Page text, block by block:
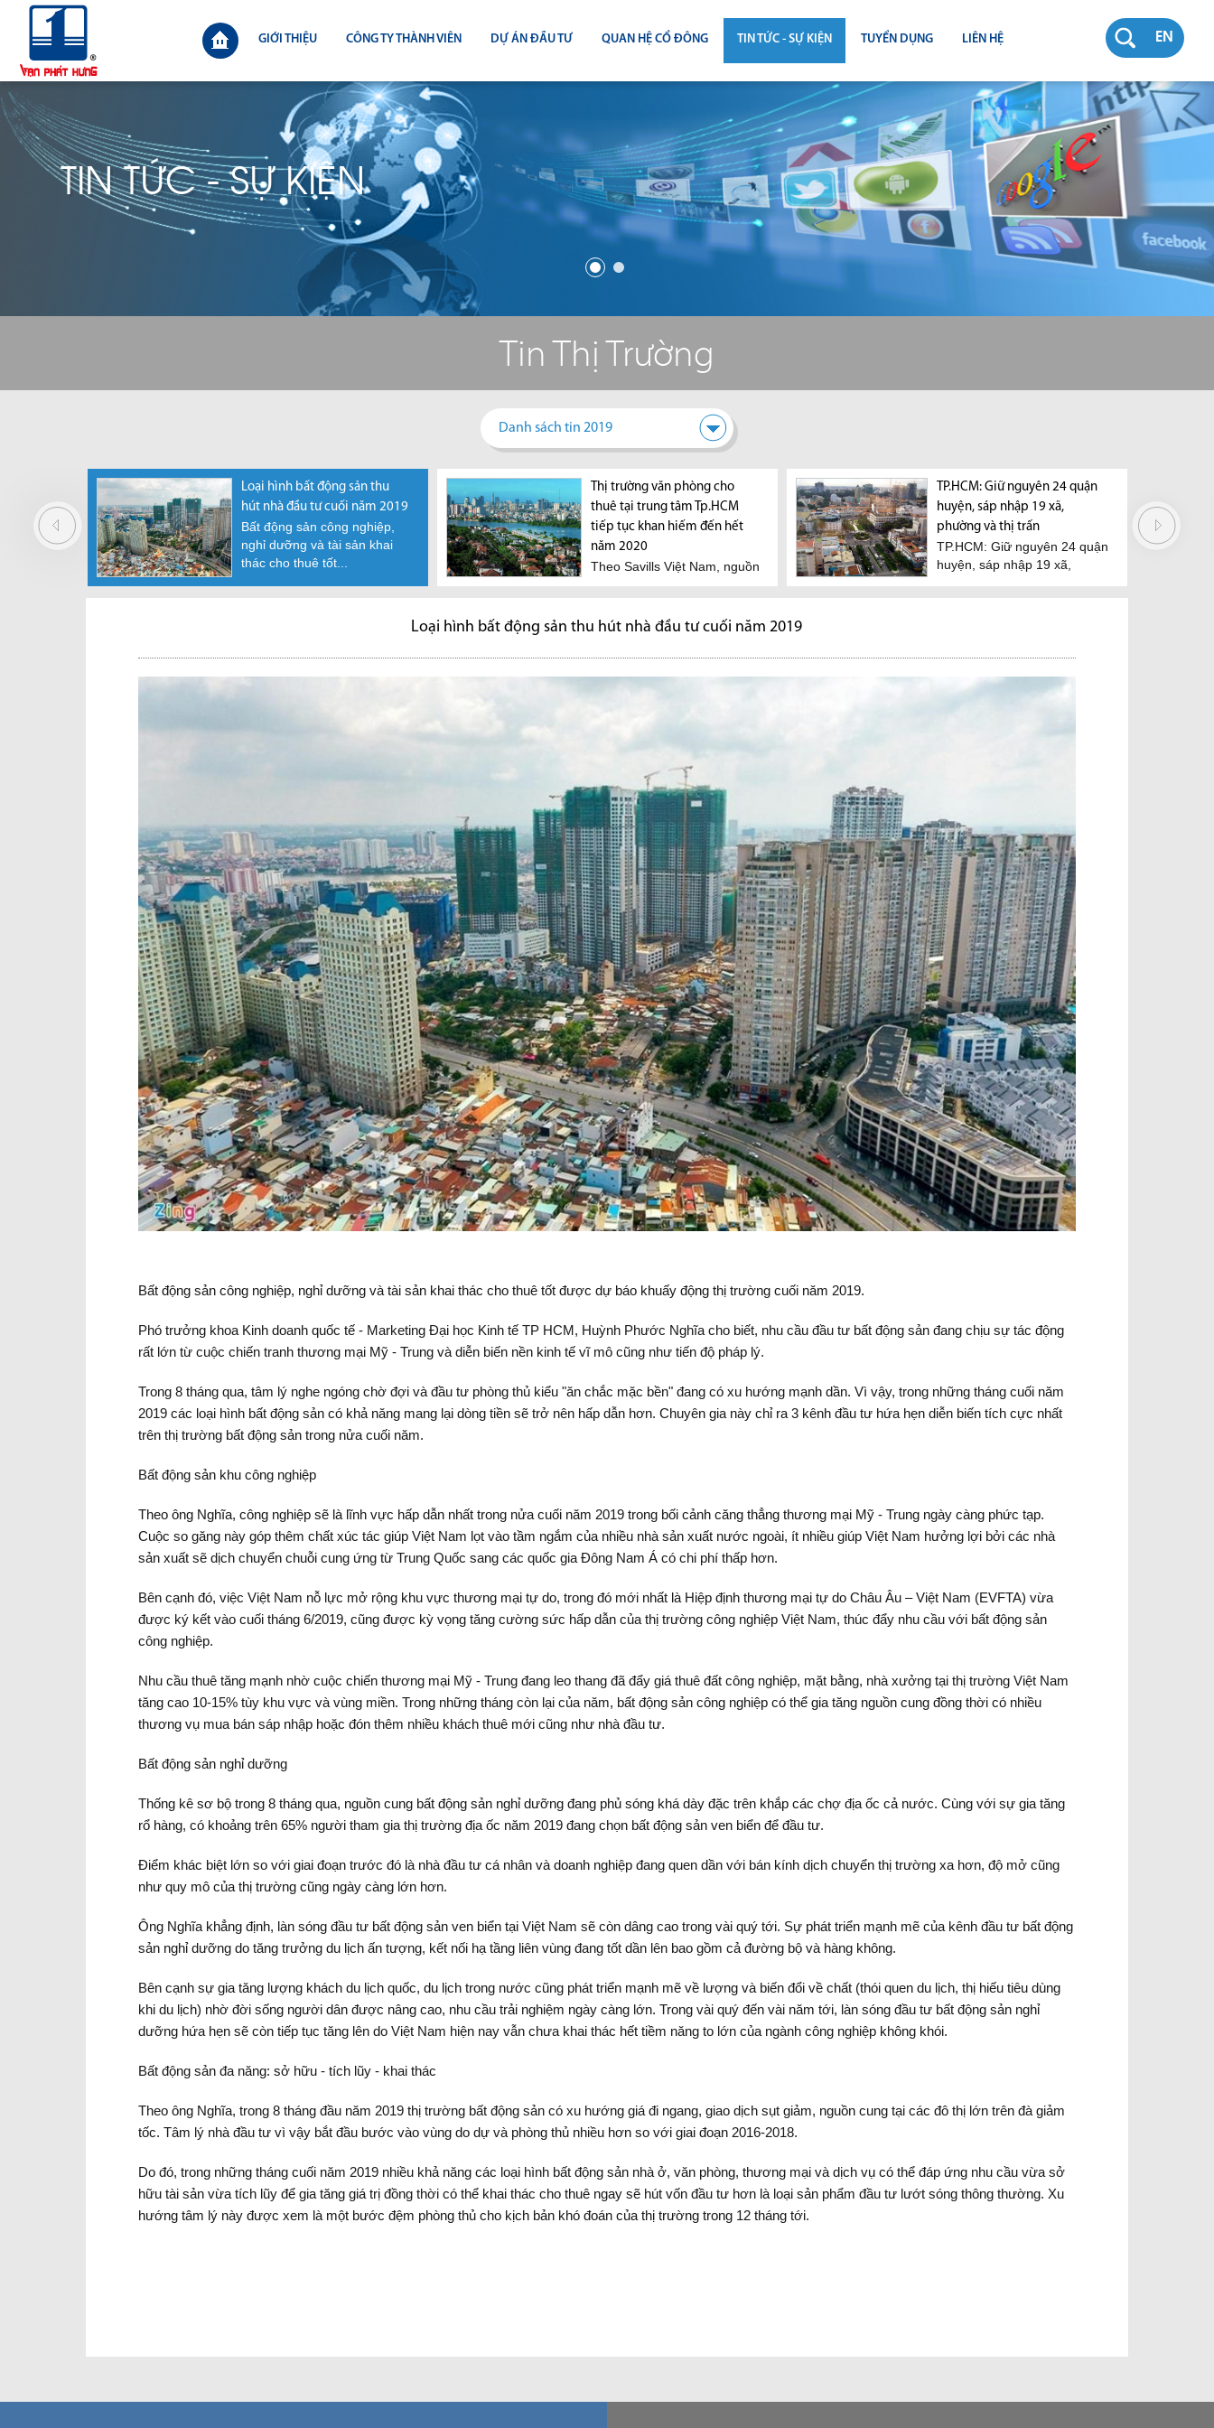
EN
GIỚI THIỆU CÔNG TY THÀNH VIÊN DỰ ÁN ĐẦU TƯ QUAN HỆ CỔ ĐÔNG
ĐẠI HỘI ĐỒNG CỔ ĐÔNG
BÁO CÁO THƯỜNG NIÊN
BÁO CÁO TÀI CHÍNH
TIN TỨC - SỰ KIỆN
TIN THỊ TRƯỜNG
TIN DỰ ÁN
TIN CÔNG TY
TUYỂN DỤNG LIÊN HỆ
TIN TỨC - SỰ KIỆN
Tin Thị Trường
Danh sách tin 2019
Phó Thủ Tướng yêu cầu nghiên
cứu cấp “sổ đỏ” cho condotel,
officetel
Văn phòng chính phủ phát đi
thông báo số 33/TB-VPCP
Bất động sản Việt Nam vẫn
hấp dẫn nhà đầu tư nước
ngoài
Theo bà Nguyễn Thị Vân
Khanh, Giám đốc cấp cao thị
Đâu là thời điểm giá bất động
sản đạt đỉnh
Nhiều dự đoán khác nhau
Loạt dự đoán thứ nhất cho
rằng, giá bất...
mua bất động
Hiệp hội Bất
TP.HCM
nguyện
Loại hình bất động sản thu
hút nhà đầu tư cuối năm 2019
Bất động sản công nghiệp,
nghỉ dưỡng và tài sản khai
thác cho thuê tốt...
Thị trường văn phòng cho
thuê tại trung tâm Tp.HCM
tiếp tục khan hiếm đến hết
năm 2020
Theo Savills Việt Nam, nguồn
TP.HCM: Giữ nguyên 24 quận
huyện, sáp nhập 19 xã,
phường và thị trấn
TP.HCM: Giữ nguyên 24 quận
huyện, sáp nhập 19 xã,
Loại hình bất động sản thu hút nhà đầu tư cuối năm 2019
Bất động sản công nghiệp, nghỉ dưỡng và tài sản khai thác cho thuê tốt được dự báo khuấy động thị trường cuối năm 2019.
Phó trưởng khoa Kinh doanh quốc tế - Marketing Đại học Kinh tế TP HCM, Huỳnh Phước Nghĩa cho biết, nhu cầu đầu tư bất động sản đang chịu sự tác động
rất lớn từ cuộc chiến tranh thương mại Mỹ - Trung và diễn biến nền kinh tế vĩ mô cũng như tiến độ pháp lý.
Trong 8 tháng qua, tâm lý nghe ngóng chờ đợi và đầu tư phòng thủ kiểu "ăn chắc mặc bền" đang có xu hướng mạnh dần. Vì vậy, trong những tháng cuối năm
2019 các loại hình bất động sản có khả năng mang lại dòng tiền sẽ trở nên hấp dẫn hơn. Chuyên gia này chỉ ra 3 kênh đầu tư hứa hẹn diễn biến tích cực nhất
trên thị trường bất động sản trong nửa cuối năm.
Bất động sản khu công nghiệp
Theo ông Nghĩa, công nghiệp sẽ là lĩnh vực hấp dẫn nhất trong nửa cuối năm 2019 trong bối cảnh căng thẳng thương mại Mỹ - Trung ngày càng phức tạp.
Cuộc so găng này góp thêm chất xúc tác giúp Việt Nam lọt vào tầm ngắm của nhiều nhà sản xuất nước ngoài, ít nhiều giúp Việt Nam hưởng lợi bởi các nhà
sản xuất sẽ dịch chuyển chuỗi cung ứng từ Trung Quốc sang các quốc gia Đông Nam Á có chi phí thấp hơn.
Bên cạnh đó, việc Việt Nam nỗ lực mở rộng khu vực thương mại tự do, trong đó mới nhất là Hiệp định thương mại tự do Châu Âu – Việt Nam (EVFTA) vừa
được ký kết vào cuối tháng 6/2019, cũng được kỳ vọng tăng cường sức hấp dẫn của thị trường công nghiệp Việt Nam, thúc đẩy nhu cầu với bất động sản
công nghiệp.
Nhu cầu thuê tăng mạnh nhờ cuộc chiến thương mại Mỹ - Trung đang leo thang đã đẩy giá thuê đất công nghiệp, mặt bằng, nhà xưởng tại thị trường Việt Nam
tăng cao 10-15% tùy khu vực và vùng miền. Trong những tháng còn lại của năm, bất động sản công nghiệp có thể gia tăng nguồn cung đồng thời có nhiều
thương vụ mua bán sáp nhập hoặc đón thêm nhiều khách thuê mới cũng như nhà đầu tư.
Bất động sản nghỉ dưỡng
Thống kê sơ bộ trong 8 tháng qua, nguồn cung bất động sản nghỉ dưỡng đang phủ sóng khá dày đặc trên khắp các chợ địa ốc cả nước. Cùng với sự gia tăng
rổ hàng, có khoảng trên 65% người tham gia thị trường địa ốc năm 2019 đang chọn bất động sản ven biển để đầu tư.
Điểm khác biệt lớn so với giai đoạn trước đó là nhà đầu tư cá nhân và doanh nghiệp đang quen dần với bán kính dịch chuyển thị trường xa hơn, độ mở cũng
như quy mô của thị trường cũng ngày càng lớn hơn.
Ông Nghĩa khẳng định, làn sóng đầu tư bất động sản ven biển tại Việt Nam sẽ còn dâng cao trong vài quý tới. Sự phát triển mạnh mẽ của kênh đầu tư bất động
sản nghỉ dưỡng do tăng trưởng du lịch ấn tượng, kết nối hạ tầng liên vùng đang tốt dần lên bao gồm cả đường bộ và hàng không.
Bên cạnh sự gia tăng lượng khách du lịch quốc, du lịch trong nước cũng phát triển mạnh mẽ về lượng và biến đổi về chất (thói quen du lịch, thị hiếu tiêu dùng
khi du lịch) nhờ đời sống người dân được nâng cao, nhu cầu trải nghiệm ngày càng lớn. Trong vài quý đến vài năm tới, làn sóng đầu tư bất động sản nghỉ
dưỡng hứa hẹn sẽ còn tiếp tục tăng lên do Việt Nam hiện nay vẫn chưa khai thác hết tiềm năng to lớn của ngành công nghiệp không khói.
Bất động sản đa năng: sở hữu - tích lũy - khai thác
Theo ông Nghĩa, trong 8 tháng đầu năm 2019 thị trường bất động sản có xu hướng giá đi ngang, giao dịch sụt giảm, nguồn cung tại các đô thị lớn trên đà giảm
tốc. Tâm lý nhà đầu tư vì vậy bắt đầu bước vào vùng do dự và phòng thủ nhiều hơn so với giai đoạn 2016-2018.
Do đó, trong những tháng cuối năm 2019 nhiều khả năng các loại hình bất động sản nhà ở, văn phòng, thương mại và dịch vụ có thể đáp ứng nhu cầu vừa sở
hữu tài sản vừa tích lũy để gia tăng giá trị đồng thời có thể khai thác cho thuê ngay sẽ hút vốn đầu tư hơn là loại sản phẩm đầu tư lướt sóng thông thường. Xu
hướng tâm lý này được xem là một bước đệm phòng thủ cho kịch bản khó đoán của thị trường trong 12 tháng tới.